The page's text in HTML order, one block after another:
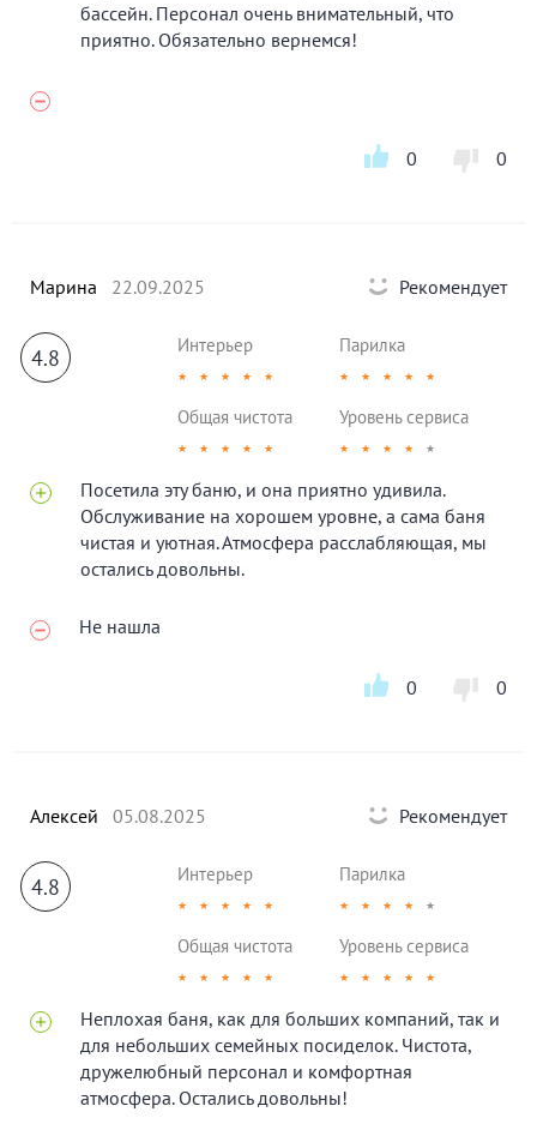
бассейн. Персонал очень внимательный, что
приятно. Обязательно вернемся!
0 0
Марина 22.09.2025 Рекомендует
4.8 Интерьер
★ ★ ★ ★ ★
Парилка
★ ★ ★ ★ ★
Общая чистота
★ ★ ★ ★ ★
Уровень сервиса
★ ★ ★ ★ ★
Посетила эту баню, и она приятно удивила.
Обслуживание на хорошем уровне, а сама баня
чистая и уютная. Атмосфера расслабляющая, мы
остались довольны.
Не нашла
0 0
Алексей 05.08.2025 Рекомендует
4.8 Интерьер
★ ★ ★ ★ ★
Парилка
★ ★ ★ ★ ★
Общая чистота
★ ★ ★ ★ ★
Уровень сервиса
★ ★ ★ ★ ★
Неплохая баня, как для больших компаний, так и
для небольших семейных посиделок. Чистота,
дружелюбный персонал и комфортная
атмосфера. Остались довольны!